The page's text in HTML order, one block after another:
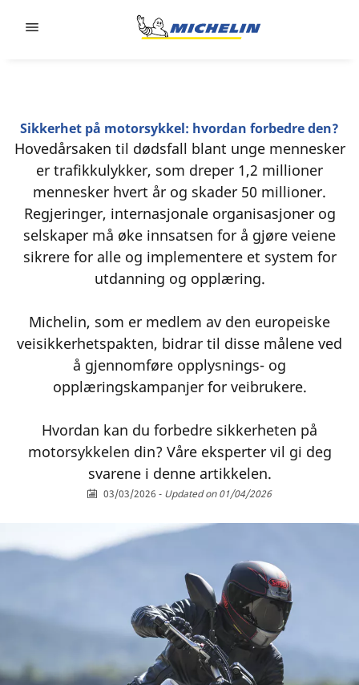
Sikkerhet på motorsykkel: hvordan forbedre den?
Hovedårsaken til dødsfall blant unge mennesker
er trafikkulykker, som dreper 1,2 millioner
mennesker hvert år og skader 50 millioner.
Regjeringer, internasjonale organisasjoner og
selskaper må øke innsatsen for å gjøre veiene
sikrere for alle og implementere et system for
utdanning og opplæring.
Michelin, som er medlem av den europeiske
veisikkerhetspakten, bidrar til disse målene ved
å gjennomføre opplysnings- og
opplæringskampanjer for veibrukere.
Hvordan kan du forbedre sikkerheten på
motorsykkelen din? Våre eksperter vil gi deg
svarene i denne artikkelen.
03/03/2026 - Updated on 01/04/2026